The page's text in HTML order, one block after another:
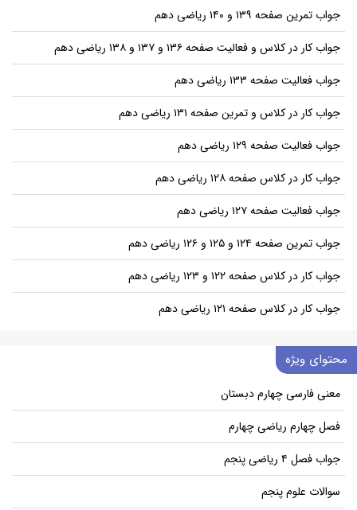
جواب تمرین صفحه ۱۳۹ و ۱۴۰ ریاضی دهم
جواب کار در کلاس و فعالیت صفحه ۱۳۶ و ۱۳۷ و ۱۳۸ ریاضی دهم
جواب فعالیت صفحه ۱۳۳ ریاضی دهم
جواب کار در کلاس و تمرین صفحه ۱۳۱ ریاضی دهم
جواب فعالیت صفحه ۱۲۹ ریاضی دهم
جواب کار در کلاس صفحه ۱۲۸ ریاضی دهم
جواب فعالیت صفحه ۱۲۷ ریاضی دهم
جواب تمرین صفحه ۱۲۴ و ۱۲۵ و ۱۲۶ ریاضی دهم
جواب کار در کلاس صفحه ۱۲۲ و ۱۲۳ ریاضی دهم
جواب کار در کلاس صفحه ۱۲۱ ریاضی دهم
محتوای ویژه
معنی فارسی چهارم دبستان
فصل چهارم ریاضی چهارم
جواب فصل ۴ ریاضی پنجم
سوالات علوم پنجم